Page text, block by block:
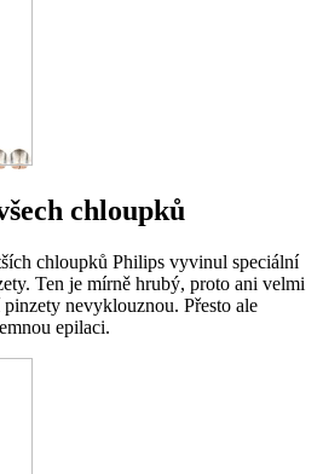
chloupků
chloupků Philips vyvinul speciální
Ten je mírně hrubý, proto ani velmi
nevyklouznou. Přesto ale
epilaci.